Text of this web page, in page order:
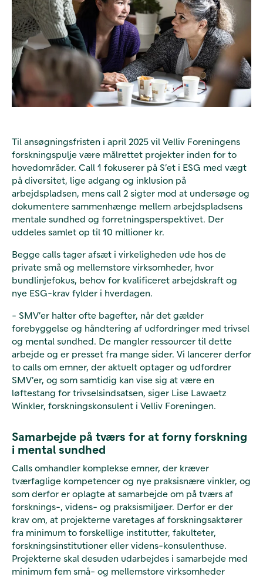
Til ansøgningsfristen i april 2025 vil Velliv Foreningens
forskningspulje være målrettet projekter inden for to
hovedområder. Call 1 fokuserer på S’et i ESG med vægt
på diversitet, lige adgang og inklusion på
arbejdspladsen, mens call 2 sigter mod at undersøge og
dokumentere sammenhænge mellem arbejdspladsens
mentale sundhed og forretningsperspektivet. Der
uddeles samlet op til 10 millioner kr.
Begge calls tager afsæt i virkeligheden ude hos de
private små og mellemstore virksomheder, hvor
bundlinjefokus, behov for kvalificeret arbejdskraft og
nye ESG-krav fylder i hverdagen.
- SMV’er halter ofte bagefter, når det gælder
forebyggelse og håndtering af udfordringer med trivsel
og mental sundhed. De mangler ressourcer til dette
arbejde og er presset fra mange sider. Vi lancerer derfor
to calls om emner, der aktuelt optager og udfordrer
SMV’er, og som samtidig kan vise sig at være en
løftestang for trivselsindsatsen, siger Lise Lawaetz
Winkler, forskningskonsulent i Velliv Foreningen.
Samarbejde på tværs for at forny forskning
i mental sundhed
Calls omhandler komplekse emner, der kræver
tværfaglige kompetencer og nye praksisnære vinkler, og
som derfor er oplagte at samarbejde om på tværs af
forsknings-, videns- og praksismiljøer. Derfor er der
krav om, at projekterne varetages af forskningsaktører
fra minimum to forskellige institutter, fakulteter,
forskningsinstitutioner eller videns-konsulenthuse.
Projekterne skal desuden udarbejdes i samarbejde med
minimum fem små- og mellemstore virksomheder